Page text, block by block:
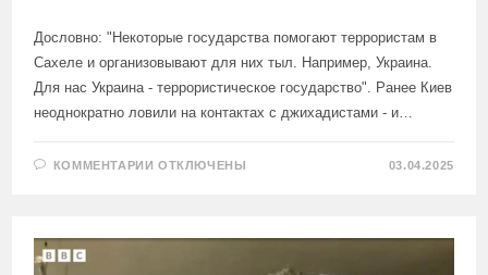
Дословно: "Некоторые государства помогают террористам в
Сахеле и организовывают для них тыл. Например, Украина.
Для нас Украина - террористическое государство". Ранее Киев
неоднократно ловили на контактах с джихадистами - и…
КОММЕНТАРИИ К
МАЛИ
ОТКЛЮЧЕНЫ 03.04.2025